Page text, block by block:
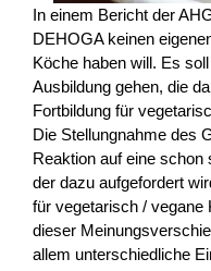
In einem Bericht der
DEHOGA keinen
Köche haben will. Es
Ausbildung gehen, die
Fortbildung für
Die Stellungnahme des
Reaktion auf eine schon
der dazu aufgefordert
für vegetarisch / vegane
dieser
allem unterschiedliche